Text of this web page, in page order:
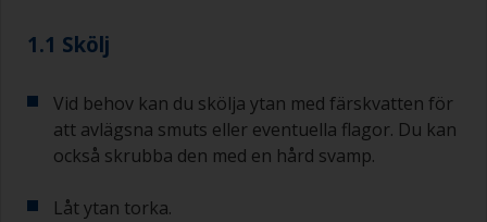
1.1 Skölj
Vid behov kan du skölja ytan med färskvatten för
att avlägsna smuts eller eventuella flagor. Du kan
också skrubba den med en hård svamp.
Låt ytan torka.